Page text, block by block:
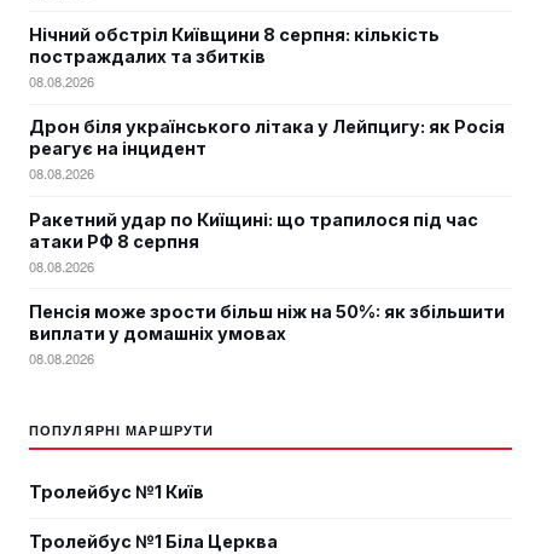
Нічний обстріл Київщини 8 серпня: кількість
постраждалих та збитків
08.08.2026
Дрон біля українського літака у Лейпцигу: як Росія
реагує на інцидент
08.08.2026
Ракетний удар по Киїщині: що трапилося під час
атаки РФ 8 серпня
08.08.2026
Пенсія може зрости більш ніж на 50%: як збільшити
виплати у домашніх умовах
08.08.2026
ПОПУЛЯРНІ МАРШРУТИ
Тролейбус №1 Київ
Тролейбус №1 Біла Церква